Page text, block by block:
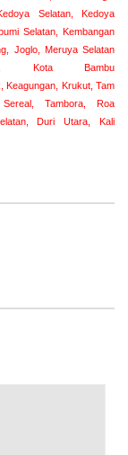
Selatan, Kedoya
Selatan, Kembangan
Joglo, Meruya Selatan
Kota Bambu
Keagungan, Krukut, Tam
Tambora, Roa
Duri Utara, Kali